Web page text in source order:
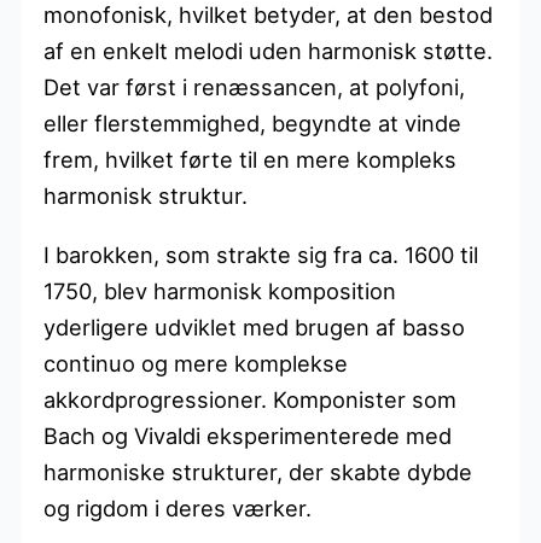
monofonisk, hvilket betyder, at den bestod
af en enkelt melodi uden harmonisk støtte.
Det var først i renæssancen, at polyfoni,
eller flerstemmighed, begyndte at vinde
frem, hvilket førte til en mere kompleks
harmonisk struktur.
I barokken, som strakte sig fra ca. 1600 til
1750, blev harmonisk komposition
yderligere udviklet med brugen af basso
continuo og mere komplekse
akkordprogressioner. Komponister som
Bach og Vivaldi eksperimenterede med
harmoniske strukturer, der skabte dybde
og rigdom i deres værker.